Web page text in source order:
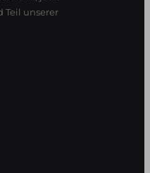
Teil unserer